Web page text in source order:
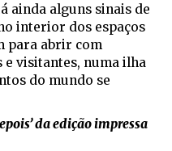
ainda alguns sinais de
interior dos espaços
para abrir com
e visitantes, numa ilha
do mundo se
da edição impressa